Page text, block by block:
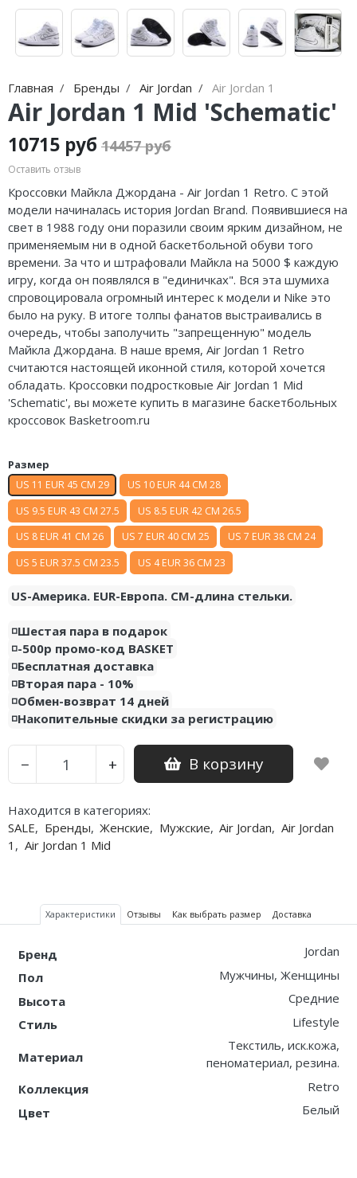
Главная Бренды Air Jordan Air Jordan 1
Air Jordan 1 Mid 'Schematic'
10715 руб 14457 руб
Оставить отзыв
Кроссовки Майкла Джордана - Air Jordan 1 Retro. С этой
модели начиналась история Jordan Brand. Появившиеся на
свет в 1988 году они поразили своим ярким дизайном, не
применяемым ни в одной баскетбольной обуви того
времени. За что и штрафовали Майкла на 5000 $ каждую
игру, когда он появлялся в "единичках". Вся эта шумиха
спровоцировала огромный интерес к модели и Nike это
было на руку. В итоге толпы фанатов выстраивались в
очередь, чтобы заполучить "запрещенную" модель
Майкла Джордана. В наше время, Air Jordan 1 Retro
считаются настоящей иконной стиля, которой хочется
обладать. Кроссовки подростковые Air Jordan 1 Mid
'Schematic', вы можете купить в магазине баскетбольных
кроссовок Basketroom.ru
Размер
US 11 EUR 45 CM 29
US 10 EUR 44 CM 28
US 9.5 EUR 43 CM 27.5
US 8.5 EUR 42 CM 26.5
US 8 EUR 41 CM 26
US 7 EUR 40 CM 25
US 7 EUR 38 CM 24
US 5 EUR 37.5 CM 23.5
US 4 EUR 36 CM 23
US-Америка. EUR-Европа. CM-длина стельки.
◽️Шестая пара в подарок
◽️-500р промо-код BASKET
◽️Бесплатная доставка
◽️Вторая пара - 10%
◽️Обмен-возврат 14 дней
◽️Накопительные скидки за регистрацию
− + В корзину
Находится в категориях:
SALE, Бренды, Женские, Мужские, Air Jordan, Air Jordan
1 , Air Jordan 1 Mid
Характеристики Отзывы Как выбрать размер Доставка
Бренд
Jordan
Пол
Мужчины, Женщины
Высота
Средние
Стиль
Lifestyle
Материал
Текстиль, иск.кожа,
пеноматериал, резина.
Коллекция
Retro
Цвет
Белый
Nike Dunk
Nike Blazer
Nike P-6000
Nike Initiator
Nike Pegasus
Nike Precision
Nike Hyperdunk
Nike Hyperset
Nike Cosmic Unity
Nike Air Deldon
Nike Sabrina
Nike ST
Nike GT
Nike Ja
Nike Book
Nike Kyrie
Nike Freak
Nike KD
Nike PG
Nike Kobe
Nike Uptempo
Nike Foamposite
adidas Samba
adidas Handball
adidas Adistar
adidas adiFOM
adidas Adizero
adidas Harden
adidas Dame
adidas AE
Adidas Yeezy Boost 350 V2